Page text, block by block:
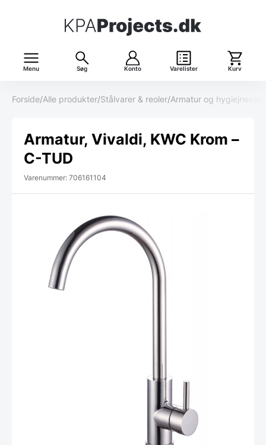
Menu Søg Konto Varelister Kurv
Forside/Alle produkter/Stålvarer & reoler/Armatur og
Armatur, Vivaldi, KWC Krom –
C-TUD
Varenummer: 706161104